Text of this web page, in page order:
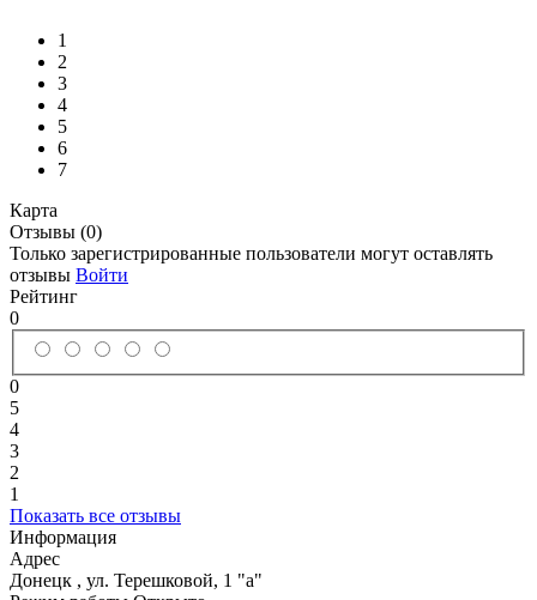
1
2
3
4
5
6
7
Карта
Отзывы (0)
Только зарегистрированные пользователи могут оставлять
отзывы Войти
Рейтинг
0
0
5
4
3
2
1
Показать все отзывы
Информация
Адрес
Донецк , ул. Терешковой, 1 "а"